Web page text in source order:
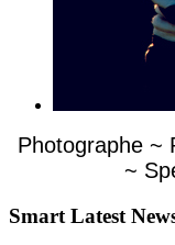
Photographe ~
~
Smart Latest